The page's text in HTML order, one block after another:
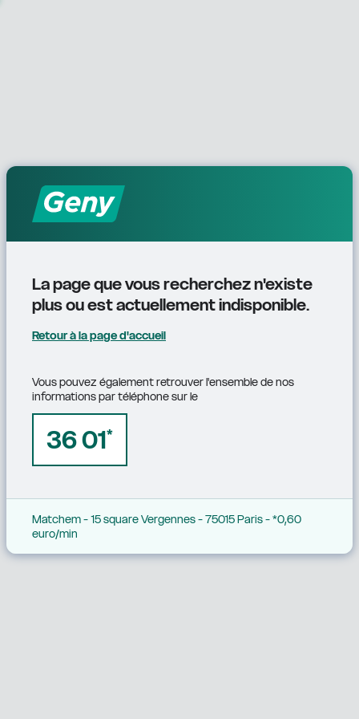
La page que vous recherchez n'existe
plus ou est actuellement indisponible.
Retour à la page d'accueil
Vous pouvez également retrouver l'ensemble de nos
informations par téléphone sur le
36 01*
Matchem - 15 square Vergennes - 75015 Paris - *0,60
euro/min